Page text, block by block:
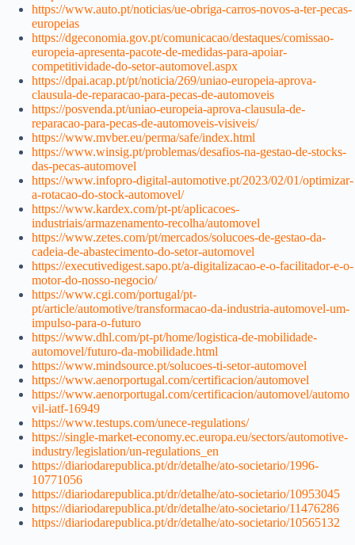
https://www.auto.pt/noticias/ue-obriga-carros-novos-a-ter-pecas-
europeias
https://dgeconomia.gov.pt/comunicacao/destaques/comissao-
europeia-apresenta-pacote-de-medidas-para-apoiar-
competitividade-do-setor-automovel.aspx
https://dpai.acap.pt/pt/noticia/269/uniao-europeia-aprova-
clausula-de-reparacao-para-pecas-de-automoveis
https://posvenda.pt/uniao-europeia-aprova-clausula-de-
reparacao-para-pecas-de-automoveis-visiveis/
https://www.mvber.eu/perma/safe/index.html
https://www.winsig.pt/problemas/desafios-na-gestao-de-stocks-
das-pecas-automovel
https://www.infopro-digital-automotive.pt/2023/02/01/optimizar-
a-rotacao-do-stock-automovel/
https://www.kardex.com/pt-pt/aplicacoes-
industriais/armazenamento-recolha/automovel
https://www.zetes.com/pt/mercados/solucoes-de-gestao-da-
cadeia-de-abastecimento-do-setor-automovel
https://executivedigest.sapo.pt/a-digitalizacao-e-o-facilitador-e-o-
motor-do-nosso-negocio/
https://www.cgi.com/portugal/pt-
pt/article/automotive/transformacao-da-industria-automovel-um-
impulso-para-o-futuro
https://www.dhl.com/pt-pt/home/logistica-de-mobilidade-
automovel/futuro-da-mobilidade.html
https://www.mindsource.pt/solucoes-ti-setor-automovel
https://www.aenorportugal.com/certificacion/automovel
https://www.aenorportugal.com/certificacion/automovel/automo
vil-iatf-16949
https://www.testups.com/unece-regulations/
https://single-market-economy.ec.europa.eu/sectors/automotive-
industry/legislation/un-regulations_en
https://diariodarepublica.pt/dr/detalhe/ato-societario/1996-
10771056
https://diariodarepublica.pt/dr/detalhe/ato-societario/10953045
https://diariodarepublica.pt/dr/detalhe/ato-societario/11476286
https://diariodarepublica.pt/dr/detalhe/ato-societario/10565132